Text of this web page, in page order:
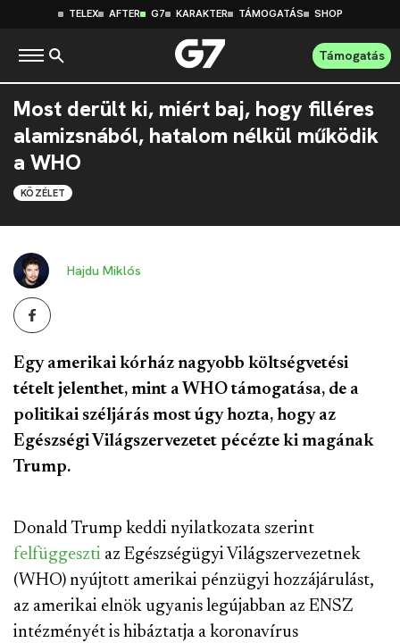
TELEX AFTER G7 KARAKTER TÁMOGATÁS SHOP
Támogatás
Most derült ki, miért baj, hogy filléres
alamizsnából, hatalom nélkül működik
a WHO
KÖZÉLET
Hajdu Miklós
Egy amerikai kórház nagyobb költségvetési
tételt jelenthet, mint a WHO támogatása, de a
politikai széljárás most úgy hozta, hogy az
Egészségi Világszervezetet pécézte ki magának
Trump.
Donald Trump keddi nyilatkozata szerint
felfüggeszti az Egészségügyi Világszervezetnek
(WHO) nyújtott amerikai pénzügyi hozzájárulást,
az amerikai elnök ugyanis legújabban az ENSZ
intézményét is hibáztatja a koronavírus